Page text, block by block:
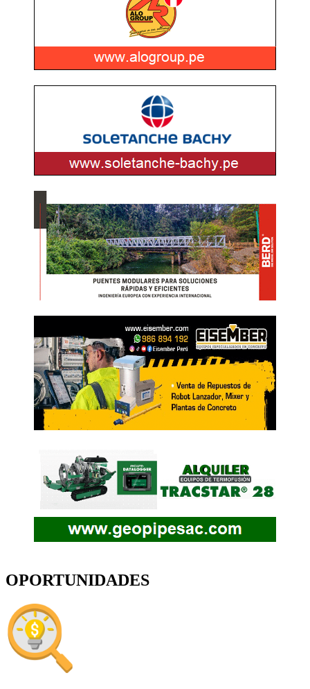
OPORTUNIDADES